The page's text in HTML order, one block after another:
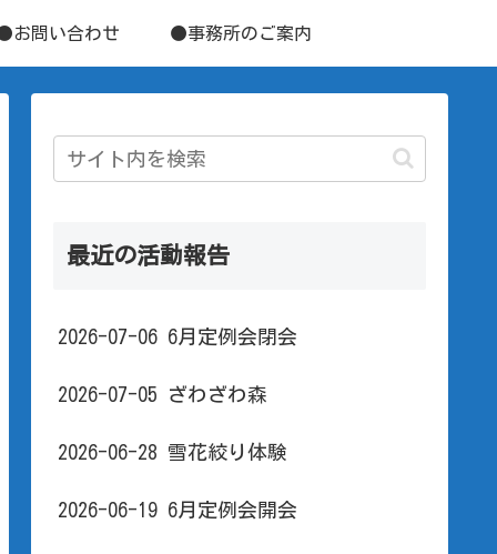
お問い合わせ ●事務所のご案内
最近の活動報告
2026-07-06 6月定例会閉会
2026-07-05 ざわざわ森
2026-06-28 雪花絞り体験
2026-06-19 6月定例会開会